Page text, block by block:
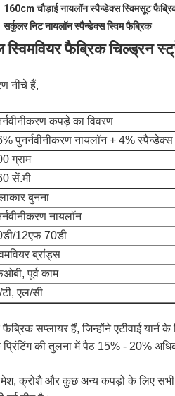
160cm चौड़ाई नायलॉन स्पैन्डेक्स स्विमसूट
सर्कुलर निट नायलॉन स्पैन्डेक्स स्विम फैब्रिक
फैब्रिक चिल्ड्रन
नीचे हैं,
कपड़े का विवरण
पुनर्नवीनीकरण नायलॉन + 4% स्पैन्डेक्स
ग्राम
सें.मी
बुनना
नायलॉन
12एफ 70डी
ब्रांड्स
पूर्व काम
टी, एल/सी
सप्लायर हैं, जिन्होंने एटीवाई
प्रिंटिंग की तुलना में पैठ 15% - 20%
क्रोशै और कुछ अन्य कपड़ों के लिए सभी